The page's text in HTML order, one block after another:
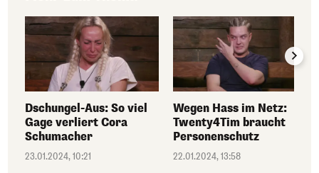
Dschungel-Aus: So viel
Gage verliert Cora
Schumacher
23.01.2024, 10:21
Wegen Hass im Netz:
Twenty4Tim braucht
Personenschutz
22.01.2024, 13:58